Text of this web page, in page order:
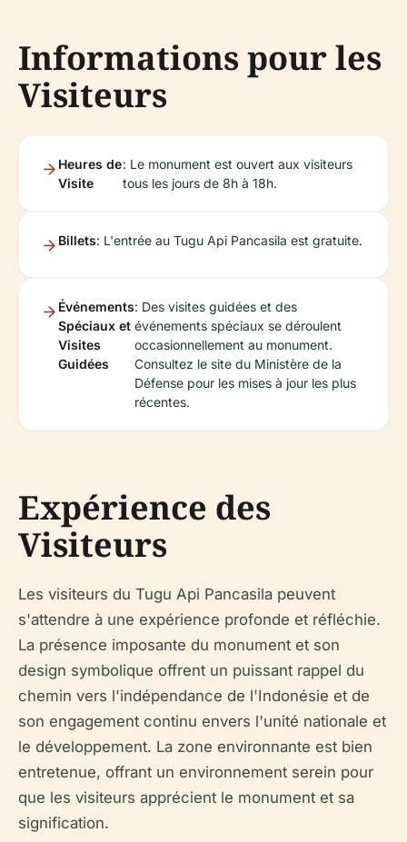
Informations pour les
Visiteurs
Heures de
Visite
: Le monument est ouvert aux visiteurs
tous les jours de 8h à 18h.
Billets: L'entrée au Tugu Api Pancasila est gratuite.
Événements
Spéciaux et
Visites
Guidées
: Des visites guidées et des
événements spéciaux se déroulent
occasionnellement au monument.
Consultez le site du Ministère de la
Défense pour les mises à jour les plus
récentes.
Expérience des
Visiteurs
Les visiteurs du Tugu Api Pancasila peuvent
s'attendre à une expérience profonde et réfléchie.
La présence imposante du monument et son
design symbolique offrent un puissant rappel du
chemin vers l'indépendance de l'Indonésie et de
son engagement continu envers l'unité nationale et
le développement. La zone environnante est bien
entretenue, offrant un environnement serein pour
que les visiteurs apprécient le monument et sa
signification.